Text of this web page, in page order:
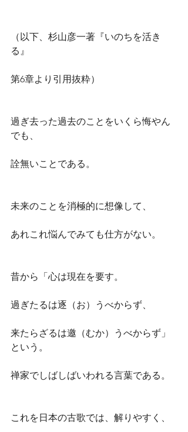
（以下、杉山彦一著『いのちを活き
る』
第6章より引用抜粋）
過ぎ去った過去のことをいくら悔やん
でも、
詮無いことである。
未来のことを消極的に想像して、
あれこれ悩んでみても仕方がない。
昔から「心は現在を要す。
過ぎたるは逐（お）うべからず、
来たらざるは邀（むか）うべからず」
という。
禅家でしばしばいわれる言葉である。
これを日本の古歌では、解りやすく、